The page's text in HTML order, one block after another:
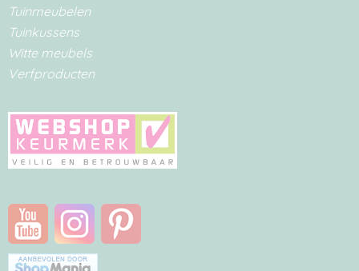
Tuinmeubelen
Tuinkussens
Witte meubels
Verfproducten